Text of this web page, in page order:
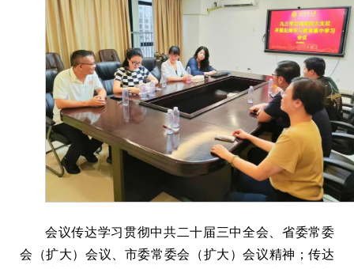
会议传达学习贯彻中共二十届三中全会、省委常委
会（扩大）会议、市委常委会（扩大）会议精神；传达